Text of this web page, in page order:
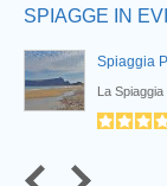
SPIAGGE IN
Spiaggia
La